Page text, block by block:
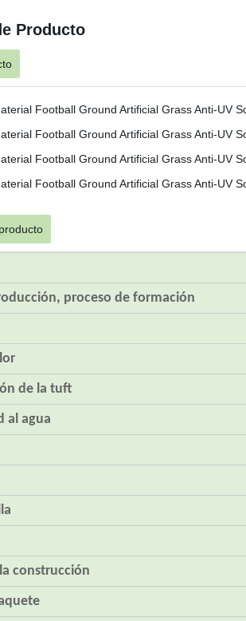
Producto
proceso de formación
de la tuft
al agua
construcción